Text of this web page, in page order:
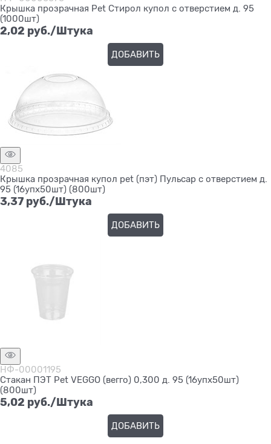
Крышка прозрачная Pet Стирол купол с отверстием д. 95
(1000шт)
2,02 руб./Штука
ДОБАВИТЬ
4085
Крышка прозрачная купол pet (пэт) Пульсар с отверстием д.
95 (16упх50шт) (800шт)
3,37 руб./Штука
ДОБАВИТЬ
НФ-00001195
Стакан ПЭТ Pet VEGGO (вегго) 0,300 д. 95 (16упх50шт)
(800шт)
5,02 руб./Штука
ДОБАВИТЬ